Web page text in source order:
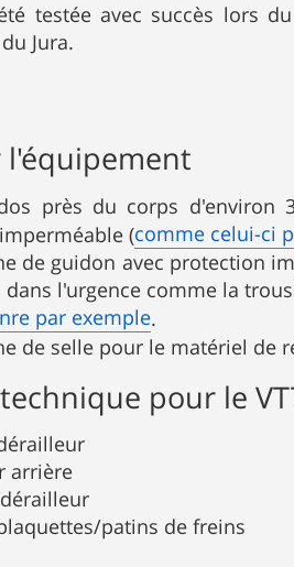
testée avec succès lors
Jura.
près du corps d'environ
(comme celui-ci
de guidon avec protection
l'urgence comme la
par exemple.
de selle pour le matériel de
pour le
arrière
patins de freins